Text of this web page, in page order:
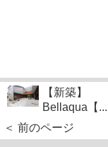
【新築】
Bellaqua【...
＜ 前のページ